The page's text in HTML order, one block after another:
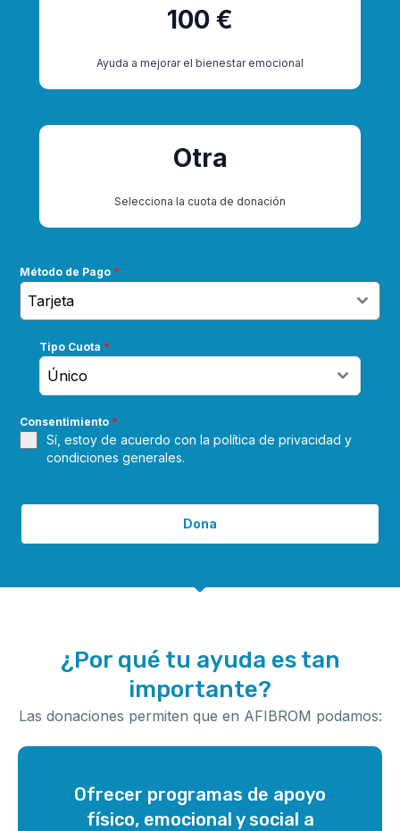
100 €
Ayuda a mejorar el bienestar emocional
Otra
Selecciona la cuota de donación
Método de Pago *
Tarjeta
Tipo Cuota *
Único
Consentimiento *
Sí, estoy de acuerdo con la política de privacidad y
condiciones generales.
Dona
¿Por qué tu ayuda es tan
importante?
Las donaciones permiten que en AFIBROM podamos:
Ofrecer programas de apoyo
físico, emocional y social a